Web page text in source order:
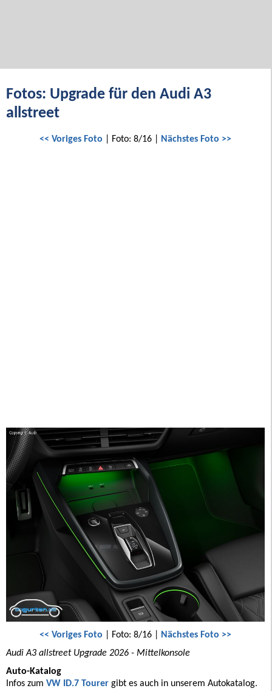
Fotos: Upgrade für den Audi A3
allstreet
<< Voriges Foto | Foto: 8/16 | Nächstes Foto >>
<< Voriges Foto | Foto: 8/16 | Nächstes Foto >>
Audi A3 allstreet Upgrade 2026 - Mittelkonsole
Auto-Katalog
Infos zum VW ID.7 Tourer gibt es auch in unserem Autokatalog.